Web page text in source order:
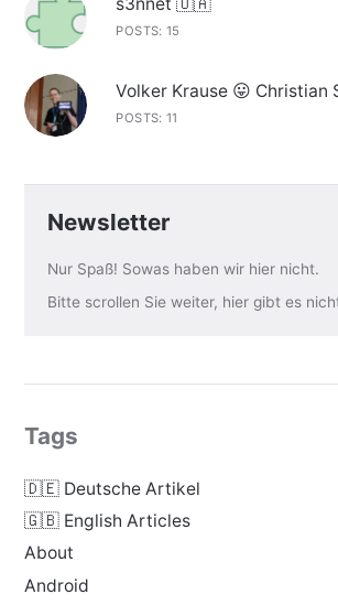
POSTS: 15
Volker Krause 😛 Christian
POSTS: 11
Newsletter
Nur Spaß! Sowas haben wir hier nicht.
Bitte scrollen Sie weiter, hier gibt es
Tags
🇩🇪 Deutsche Artikel
🇬🇧 English Articles
About
Android